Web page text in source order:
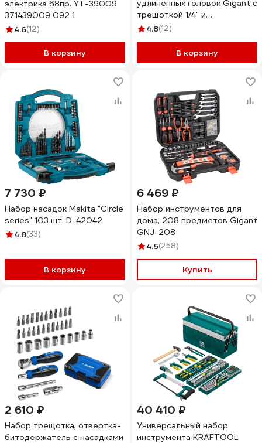
электрика 68пр. YT-39009
371439009 092 1
4.6(12)
В корзину
удлиненных головок Gigant с
трещоткой 1/4" и
удлинителем, 12 предметов
4.8(12)
В корзину
7 730 ₽
Набор насадок Makita "Circle
series" 103 шт. D-42042
4.8(33)
В корзину
6 469 ₽
Набор инструментов для
дома, 208 предметов Gigant
GNJ-208
4.5(258)
Купить
2 610 ₽
Набор трещотка, отвертка-
битодержатель с насадками
40 410 ₽
Универсальный набор
инструмента KRAFTOOL